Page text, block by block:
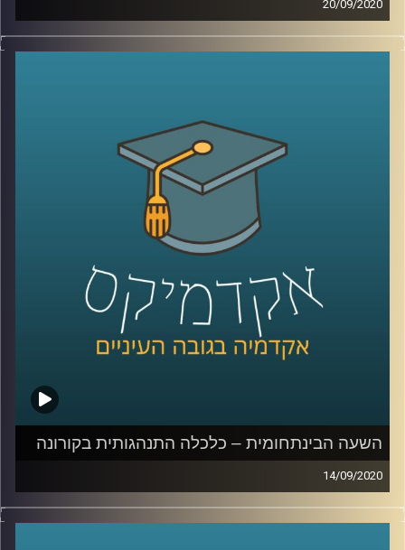
קרדיט תמונות:AudioVersity
20/09/2020
תחומי המשפט רבים ומגוונים, אך הנושא של
הצטרפו לשעה בה ד"ר רועי שפירא המתמחה
בממשל תאגידי ורגולציה מרצה בכיר מביה"ס
הארי רדזינר למשפטים יסביר על הנושא
המרתק של משפט ומוניטין, יסביר על הסנקציה
המוניטינית, ועל החשיבות של המשפט בהכוונת
ההתנהגות של חברות עסקיות
קרדיט תמונות:AudioVersity
השעה הבינתחומית – כלכלה התנהגותית בקורונה
14/09/2020
איך ניתן לשכנע את הציבור לעטות מסכות?